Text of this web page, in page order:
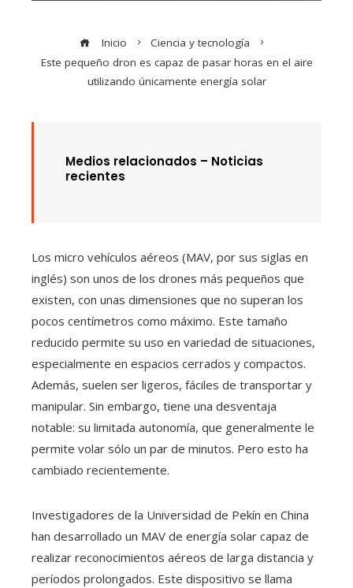
Inicio
Ciencia y tecnología
Este pequeño dron es capaz de pasar horas en el aire
utilizando únicamente energía solar
Medios relacionados – Noticias
recientes
Los micro vehículos aéreos (MAV, por sus siglas en
inglés) son unos de los drones más pequeños que
existen, con unas dimensiones que no superan los
pocos centímetros como máximo. Este tamaño
reducido permite su uso en variedad de situaciones,
especialmente en espacios cerrados y compactos.
Además, suelen ser ligeros, fáciles de transportar y
manipular. Sin embargo, tiene una desventaja
notable: su limitada autonomía, que generalmente le
permite volar sólo un par de minutos. Pero esto ha
cambiado recientemente.
Investigadores de la Universidad de Pekín en China
han desarrollado un MAV de energía solar capaz de
realizar reconocimientos aéreos de larga distancia y
períodos prolongados. Este dispositivo se llama